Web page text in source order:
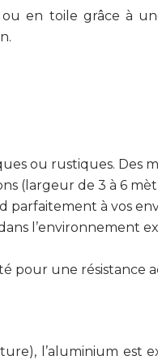
en toile grâce à
ou rustiques. Des
(largeur de 3 à 6
parfaitement à vos
une résistance
l’aluminium est